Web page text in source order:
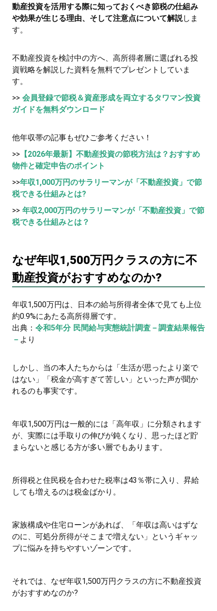
動産投資を活用する際に知っておくべき節税の仕組み
や効果が生じる理由、そして注意点について解説しま
す。
不動産投資を検討中の方へ、高所得者層に選ばれる投
資戦略を解説した資料を無料でプレゼントしていま
す。
>> 会員登録で節税＆資産形成を両立するタワマン投資
ガイドを無料ダウンロード
他年収帯の記事もぜひご参考ください！
>> 【2026年最新】不動産投資の節税方法は？おすすめ
物件と確定申告のポイント
>>年収1,000万円のサラリーマンが「不動産投資」で節
税できる仕組みとは?
>> 年収2,000万円のサラリーマンが「不動産投資」で節
税できる仕組みとは？
なぜ年収1,500万円クラスの方に不
動産投資がおすすめなのか?
年収1,500万円は、日本の給与所得者全体で見ても上位
約0.9%にあたる高所得層です。
出典： 令和5年分 民間給与実態統計調査－調査結果報告
－ より
しかし、当の本人たちからは「生活が思ったより楽で
はない」「税金が高すぎて苦しい」といった声が聞か
れるのも事実です。
年収1,500万円は一般的には「高年収」に分類されます
が、実際には手取りの伸びが鈍くなり、思ったほど貯
まらないと感じる方が多い層でもあります。
所得税と住民税を合わせた税率は43％帯に入り、昇給
しても増えるのは税金ばかり。
家族構成や住宅ローンがあれば、「年収は高いはずな
のに、可処分所得がそこまで増えない」というギャッ
プに悩みを持ちやすいゾーンです。
それでは、なぜ年収1,500万円クラスの方に不動産投資
がおすすめなのか?